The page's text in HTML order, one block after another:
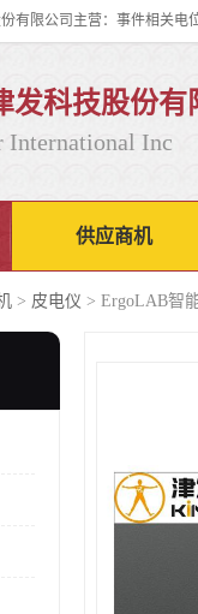
发科技股份有
International Inc
供应商机
> 皮电仪 > ErgoLAB智